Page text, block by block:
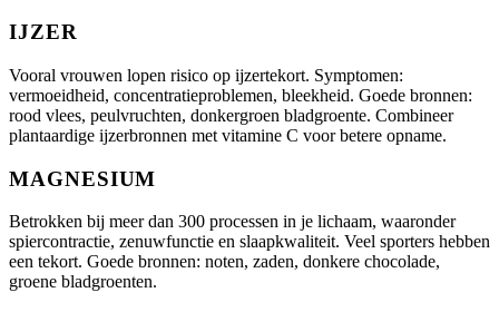
IJZER
Vooral vrouwen lopen risico op ijzertekort. Symptomen:
vermoeidheid, concentratieproblemen, bleekheid. Goede bronnen:
rood vlees, peulvruchten, donkergroen bladgroente. Combineer
plantaardige ijzerbronnen met vitamine C voor betere opname.
MAGNESIUM
Betrokken bij meer dan 300 processen in je lichaam, waaronder
spiercontractie, zenuwfunctie en slaapkwaliteit. Veel sporters hebben
een tekort. Goede bronnen: noten, zaden, donkere chocolade,
groene bladgroenten.